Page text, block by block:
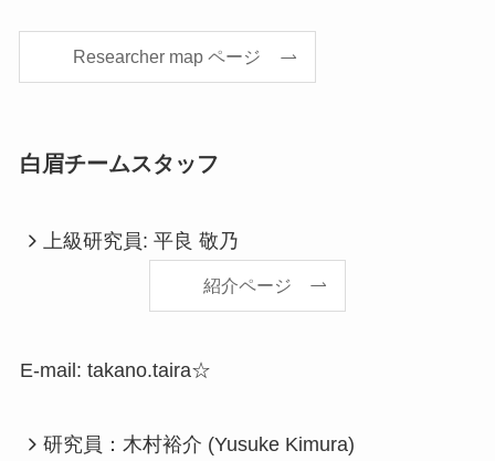
Researcher map ページ
白眉チームスタッフ
上級研究員: 平良 敬乃
紹介ページ
E-mail: takano.taira☆
研究員：木村裕介 (Yusuke Kimura)